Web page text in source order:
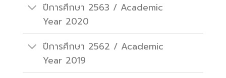
ปีการศึกษา 2563 / Academic
Year 2020
ปีการศึกษา 2562 / Academic
Year 2019